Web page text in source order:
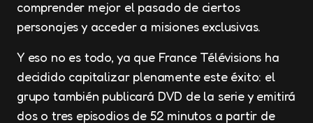
comprender mejor el pasado de ciertos
personajes y acceder a misiones exclusivas.
Y eso no es todo, ya que France Télévisions ha
decidido capitalizar plenamente este éxito: el
grupo también publicará DVD de la serie y emitirá
dos o tres episodios de 52 minutos a partir de